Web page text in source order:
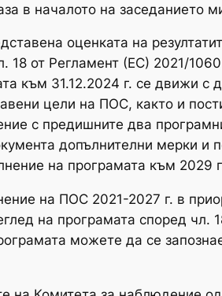
в началото на заседанието
оценката на
18 от Регламент (ЕС) 2021/
към 31.12.2024 г. се движи
цели на ПОС, както и
с предишните два
допълнителни мерки и
на програмата към 2029
на ПОС 2021-2027 г. в
на програмата според
можете да се